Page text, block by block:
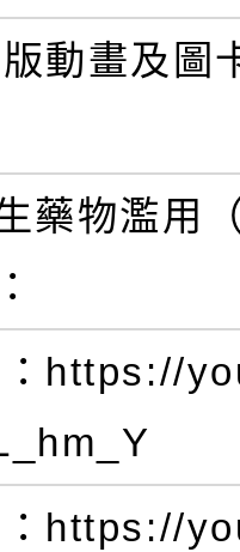
動畫及圖
藥物濫用
：https://
：https://